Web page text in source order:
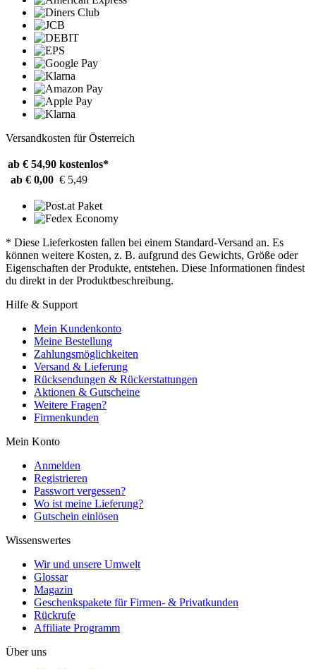
Versandkosten für Österreich
ab € 54,90 kostenlos*
ab € 0,00 € 5,49
* Diese Lieferkosten fallen bei einem Standard-Versand an. Es
können weitere Kosten, z. B. aufgrund des Gewichts, Größe oder
Eigenschaften der Produkte, entstehen. Diese Informationen findest
du direkt in der Produktbeschreibung.
Hilfe & Support
Mein Kundenkonto
Meine Bestellung
Zahlungsmöglichkeiten
Versand & Lieferung
Rücksendungen & Rückerstattungen
Aktionen & Gutscheine
Weitere Fragen?
Firmenkunden
Mein Konto
Anmelden
Registrieren
Passwort vergessen?
Wo ist meine Lieferung?
Gutschein einlösen
Wissenswertes
Wir und unsere Umwelt
Glossar
Magazin
Geschenkspakete für Firmen- & Privatkunden
Rückrufe
Affiliate Programm
Über uns